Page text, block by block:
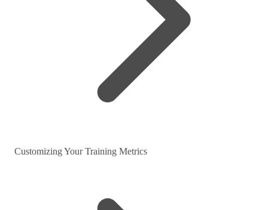
Customizing Your Training Metrics